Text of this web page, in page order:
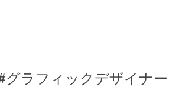
グラフィックデザイナー